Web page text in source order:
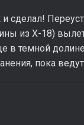
и сделал!
из Х-18)
в темной
пока